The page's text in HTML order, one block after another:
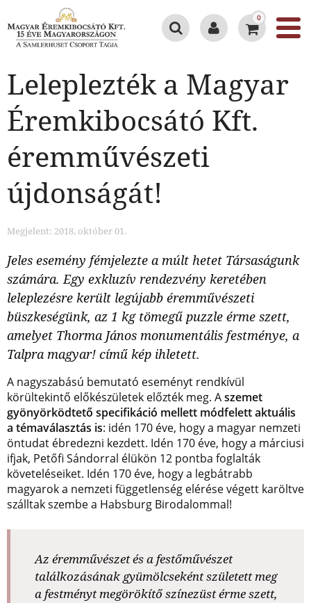
0
Leleplezték a Magyar
Éremkibocsátó Kft.
éremművészeti
újdonságát!
Megjelent: 2018. október 01.
Jeles esemény fémjelezte a múlt hetet Társaságunk
számára. Egy exkluzív rendezvény keretében
leleplezésre került legújabb éremművészeti
büszkeségünk, az 1 kg tömegű puzzle érme szett,
amelyet Thorma János monumentális festménye, a
Talpra magyar! című kép ihletett.
A nagyszabású bemutató eseményt rendkívül
körültekintő előkészületek előzték meg. Aszemet
gyönyörködtető specifikáció mellett módfelett aktuális
a témaválasztás is: idén 170 éve, hogy a magyar nemzeti
öntudat ébredezni kezdett. Idén 170 éve, hogy a márciusi
ifjak, Petőfi Sándorral élükön 12 pontba foglalták
követeléseiket. Idén 170 éve, hogy a legbátrabb
magyarok a nemzeti függetlenség elérése végett karöltve
szálltak szembe a Habsburg Birodalommal!
Az éremművészet és a festőművészet
találkozásának gyümölcseként született meg
a festményt megörökítő színezüst érme szett,